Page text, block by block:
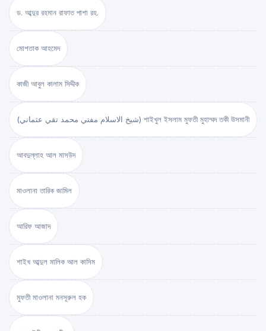
ড. আব্দুর রহমান রাফাত পাশা রহ.
মোশতাক আহমেদ
কাজী আবুল কালাম সিদ্দীক
(شيخ الاسلام مفتي محمد تقي عثماني) শাইখুল ইসলাম মুফতী মুহাম্মদ তকী উসমানী
আবদুল্লাহ আল মাসউদ
মাওলানা তারিক জামিল
আরিফ আজাদ
শাইখ আব্দুল মালিক আল কাসিম
মুফতী মাওলানা মনসূরুল হক